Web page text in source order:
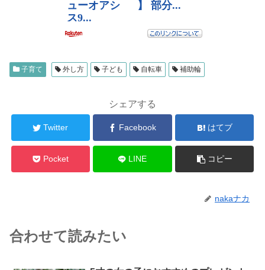
子育て 外し方 子ども 自転車 補助輪
シェアする
Twitter Facebook はてブ
Pocket LINE コピー
nakaナカ
合わせて読みたい